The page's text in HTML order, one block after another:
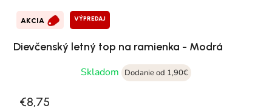
AKCIA VÝPREDAJ
Dievčenský letný top na ramienka - Modrá
Skladom
Dodanie od 1,90€
€8,75